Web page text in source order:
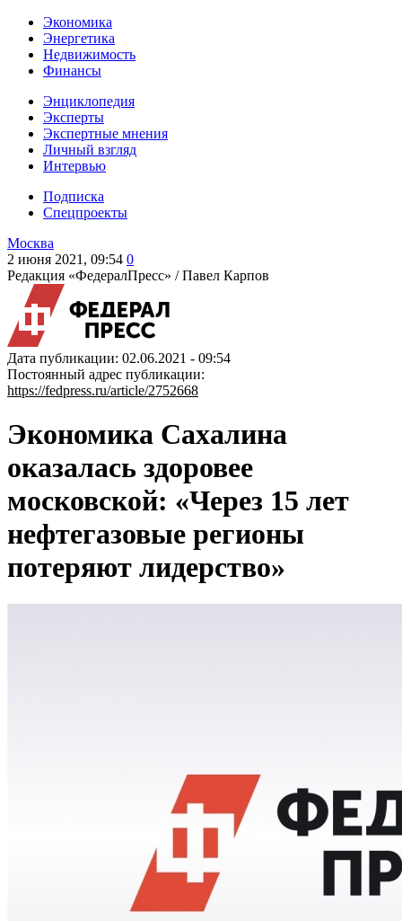
Экономика
Энергетика
Недвижимость
Финансы
Энциклопедия
Эксперты
Экспертные мнения
Личный взгляд
Интервью
Подписка
Спецпроекты
Москва
2 июня 2021, 09:54 0
Редакция «ФедералПресс» /Павел Карпов
Дата публикации: 02.06.2021 - 09:54
Постоянный адрес публикации:
https://fedpress.ru/article/2752668
Экономика Сахалина
оказалась здоровее
московской: «Через 15 лет
нефтегазовые регионы
потеряют лидерство»